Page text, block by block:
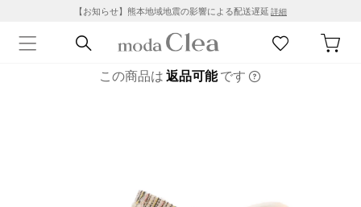
【お知らせ】熊本地域地震の影響による配送遅延 詳細
この商品は 返品可能です